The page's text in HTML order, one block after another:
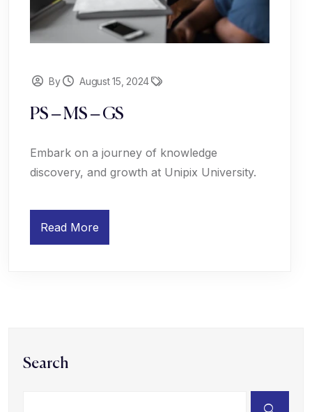
By August 15, 2024
PS – MS – GS
Embark on a journey of knowledge
discovery, and growth at Unipix University.
Read More
Search